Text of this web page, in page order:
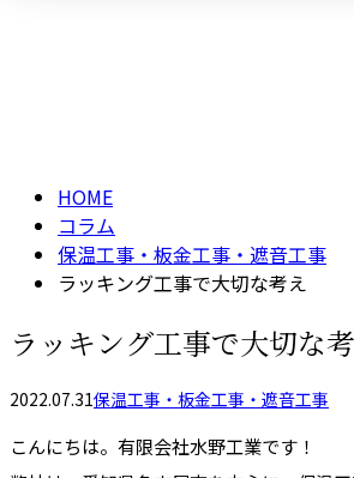
HOME
コラム
保温工事・板金工事・遮音工事
ラッキング工事で大切な考え
ラッキング工事で大切な
2022.07.31保温工事・板金工事・遮音工事
こんにちは。有限会社水野工業です！